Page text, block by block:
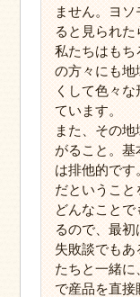
ません。ヨ
ると見られた
私たちはもち
の方々にも地
くして色々
ています。
また、その
がること。基
は排他的です
だということ
どんなこと
るので、最
失敗談でも
たちと一緒に
で産品を直接